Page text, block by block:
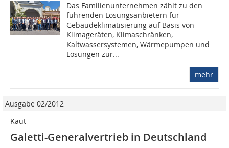
Das Familienunternehmen zählt zu den
führenden Lösungsanbietern für
Gebäudeklimatisierung auf Basis von
Klimageräten, Klimaschränken,
Kaltwassersystemen, Wärmepumpen und
Lösungen zur...
mehr
Ausgabe 02/2012
Kaut
Galetti-Generalvertrieb in Deutschland